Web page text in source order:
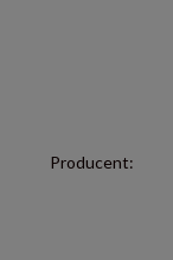
Producent: